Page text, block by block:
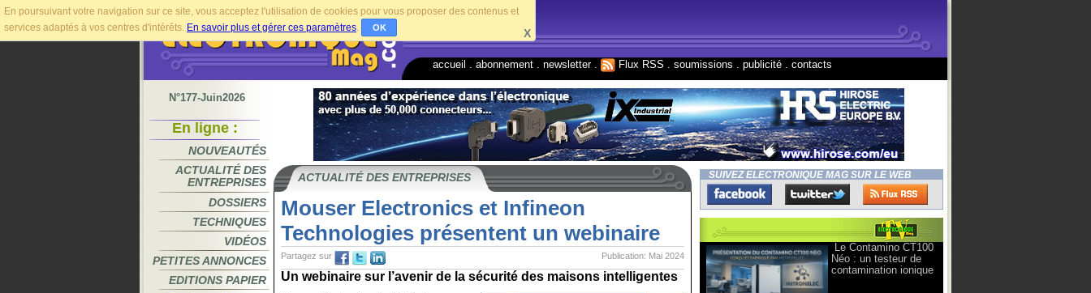
En poursuivant votre navigation sur ce site, vous acceptez l'utilisation de cookies pour vous proposer des contenus et
services adaptés à vos centres d'intérêts. En savoir plus et gérer ces paramètres. OK X
accueil abonnement newsletter. Flux RSS soumissions publicité contacts
N°177-Juin2026
En ligne :
NOUVEAUTÉS
ACTUALITÉ DES
ENTREPRISES
DOSSIERS
TECHNIQUES
VIDÉOS
PETITES ANNONCES
EDITIONS PAPIER
ACTUALITÉ DES ENTREPRISES
Mouser Electronics et Infineon
Technologies présentent un webinaire
Publication: Mai 2024
Partagez sur
Un webinaire sur l’avenir de la sécurité des maisons intelligentes
SUIVEZ ELECTRONIQUE MAG SUR LE WEB
Le Contamino CT100
Néo : un testeur de
contamination ionique